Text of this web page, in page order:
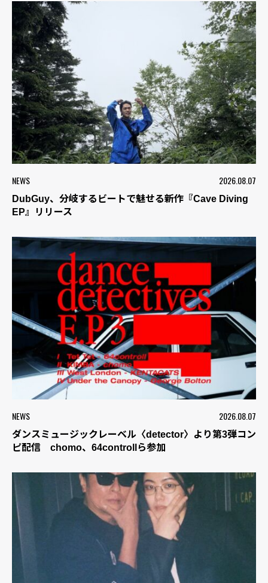
NEWS 2026.08.07
DubGuy、分岐するビートで魅せる新作『Cave Diving
EP』リリース
NEWS 2026.08.07
ダンスミュージックレーベル〈detector〉より第3弾コン
ピ配信 chomo、64controllら参加